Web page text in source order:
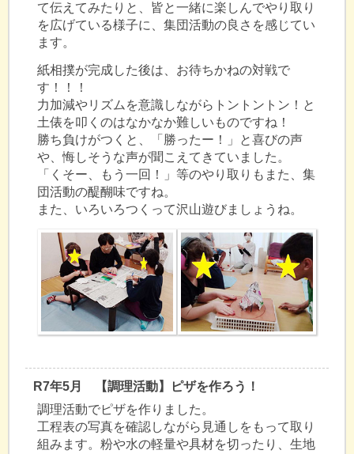
て伝えてみたりと、皆と一緒に楽しんでやり取り
を広げている様子に、集団活動の良さを感じてい
ます。
紙相撲が完成した後は、お待ちかねの対戦で
す！！！
力加減やリズムを意識しながらトントントン！と
土俵を叩くのはなかなか難しいものですね！
勝ち負けがつくと、「勝ったー！」と喜びの声
や、悔しそうな声が聞こえてきていました。
「くそー、もう一回！」等のやり取りもまた、集
団活動の醍醐味ですね。
また、いろいろつくって沢山遊びましょうね。
R7年5月 【調理活動】ピザを作ろう！
調理活動でピザを作りました。
工程表の写真を確認しながら見通しをもって取り
組みます。粉や水の軽量や具材を切ったり、生地